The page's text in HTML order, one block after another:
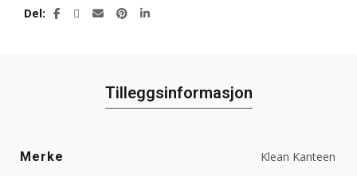
Del
Tilleggsinformasjon
Merke Klean Kanteen